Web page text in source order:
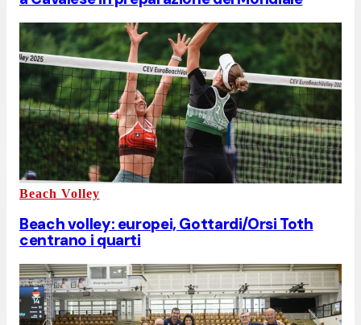
Beach Volley
Beach volley: europei, Gottardi/Orsi Toth
centrano i quarti